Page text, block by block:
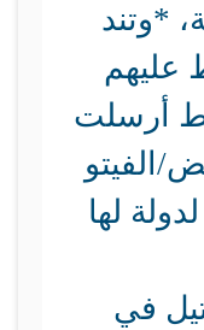
*وتند
عليهم
أرسلت
الفيتو
لها
في